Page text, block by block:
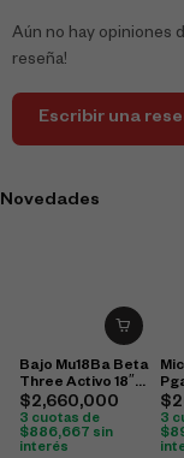
Aún no hay opiniones
reseña!
Escribir una
Novedades
Bajo Mu18Ba Beta
Three Activo 18″
500W
$2,660,000
3 cuotas de
$886,667 sin
interés
$
3
$